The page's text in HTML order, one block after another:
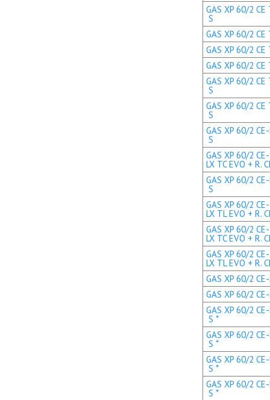
GAS XP 60/2
S
GAS XP 60/2 CE
GAS XP 60/2 CE
GAS XP 60/2 CE
GAS XP 60/2
S
GAS XP 60/2 CE
S
GAS XP 60/2
S
GAS XP 60/2 CE-
LX TC EVO + R.
GAS XP 60/2
S
GAS XP 60/2 CE-
LX TL EVO + R.
GAS XP 60/2 CE-
LX TC EVO + R.
GAS XP 60/2 CE-
LX TL EVO + R.
GAS XP 60/2
GAS XP 60/2
GAS XP 60/2
S *
GAS XP 60/2
S *
GAS XP 60/2
S *
GAS XP 60/2
S *